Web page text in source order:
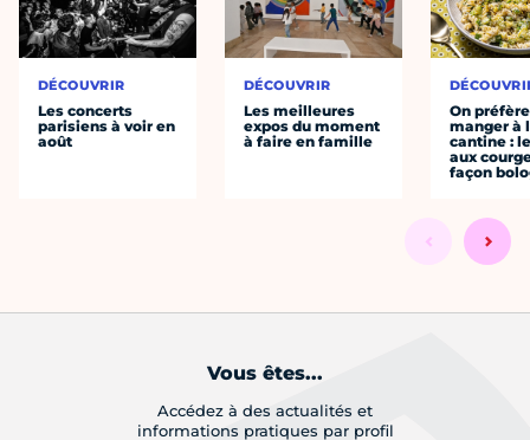
DÉCOUVRIR
Les concerts
parisiens à voir en
août
DÉCOUVRIR
Les meilleures
expos du moment
à faire en famille
On préfère
manger à
cantine :
aux
façon
Vous êtes...
Accédez à des actualités et
informations pratiques par profil